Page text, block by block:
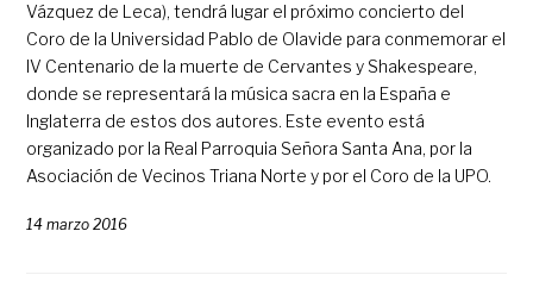
Vázquez de Leca), tendrá lugar el próximo concierto del
Coro de la Universidad Pablo de Olavide para conmemorar el
IV Centenario de la muerte de Cervantes y Shakespeare,
donde se representará la música sacra en la España e
Inglaterra de estos dos autores. Este evento está
organizado por la Real Parroquia Señora Santa Ana, por la
Asociación de Vecinos Triana Norte y por el Coro de la UPO.
14 marzo 2016